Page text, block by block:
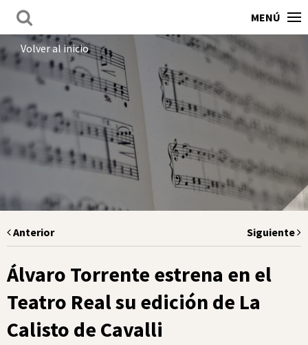
MENÚ
Volver al inicio
Anterior Siguiente
Álvaro Torrente estrena en el
Teatro Real su edición de La
Calisto de Cavalli